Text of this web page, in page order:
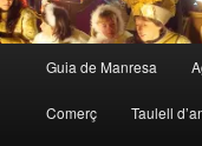
principal
Guia de Manresa
Comerç Taulell